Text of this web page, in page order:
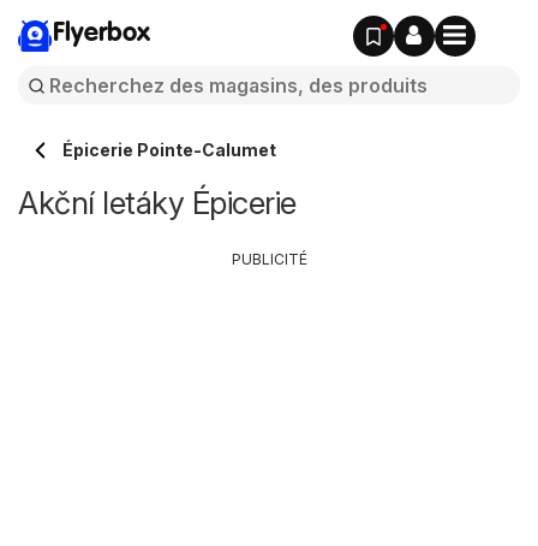
Flyerbox
Épicerie Pointe-Calumet
Akční letáky Épicerie
PUBLICITÉ